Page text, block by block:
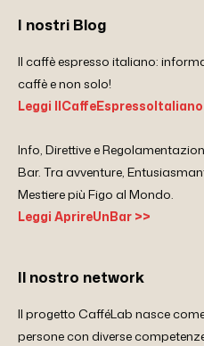
I nostri Blog
Il caffè espresso italiano:
caffè e non solo!
Leggi
Info, Direttive e
Bar. Tra avventure,
Mestiere più Figo al Mondo.
Leggi AprireUnBar >>
Il nostro network
Il progetto CafféLab nasce
persone con diverse